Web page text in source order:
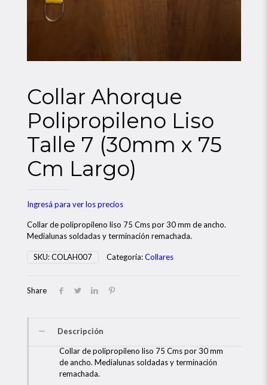
Collar Ahorque
Polipropileno Liso
Talle 7 (30mm x 75
Cm Largo)
Ingresá para ver los precios
Collar de polipropileno liso 75 Cms por 30 mm de ancho.
Medialunas soldadas y terminación remachada.
SKU:COLAH007 Categoría:Collares
Share
Descripción
Collar de polipropileno liso 75 Cms por 30 mm
de ancho. Medialunas soldadas y terminación
remachada.